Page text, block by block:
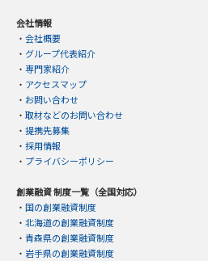
会社情報
・ 会社概要
・ グループ代表紹介
・ 専門家紹介
・ アクセスマップ
・ お問い合わせ
・ 取材などのお問い合わせ
・ 提携先募集
・ 採用情報
・ プライバシーポリシー
創業融資 制度一覧（全国対応）
・ 国の創業融資制度
・ 北海道の創業融資制度
・ 青森県の創業融資制度
・ 岩手県の創業融資制度